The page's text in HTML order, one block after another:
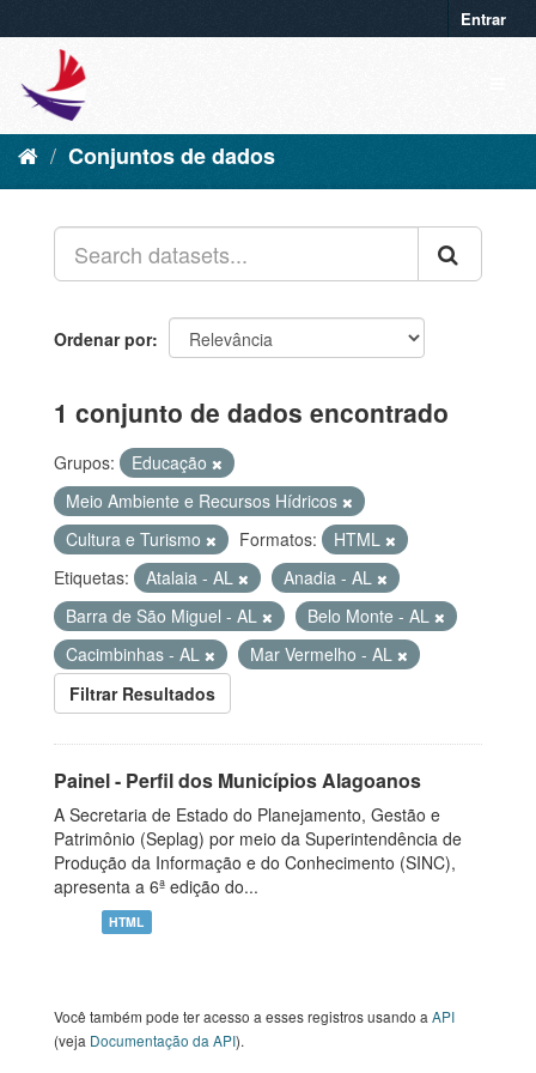
Entrar
Conjuntos de dados
Ordenar por
1 conjunto de dados encontrado
Grupos:
Educação
Meio Ambiente e Recursos Hídricos
Cultura e Turismo
Formatos:
HTML
Etiquetas:
Atalaia - AL
Anadia - AL
Barra de São Miguel - AL
Belo Monte - AL
Cacimbinhas - AL
Mar Vermelho - AL
Filtrar Resultados
Painel - Perfil dos Municípios Alagoanos
A Secretaria de Estado do Planejamento, Gestão e
Patrimônio (Seplag) por meio da Superintendência de
Produção da Informação e do Conhecimento (SINC),
apresenta a 6ª edição do...
HTML
Você também pode ter acesso a esses registros usando a API
(veja Documentação da API).